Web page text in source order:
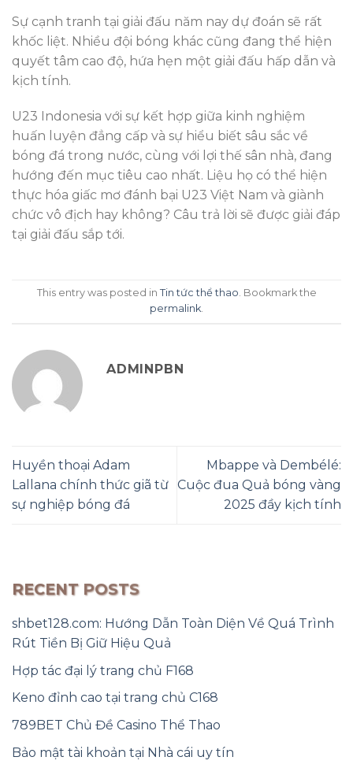
Sự cạnh tranh tại giải đấu năm nay dự đoán sẽ rất
khốc liệt. Nhiều đội bóng khác cũng đang thể hiện
quyết tâm cao độ, hứa hẹn một giải đấu hấp dẫn và
kịch tính.
U23 Indonesia với sự kết hợp giữa kinh nghiệm
huấn luyện đẳng cấp và sự hiểu biết sâu sắc về
bóng đá trong nước, cùng với lợi thế sân nhà, đang
hướng đến mục tiêu cao nhất. Liệu họ có thể hiện
thực hóa giấc mơ đánh bại U23 Việt Nam và giành
chức vô địch hay không? Câu trả lời sẽ được giải đáp
tại giải đấu sắp tới.
This entry was posted in Tin tức thể thao. Bookmark the
permalink.
ADMINPBN
Huyền thoại Adam
Lallana chính thức giã từ
sự nghiệp bóng đá
Mbappe và Dembélé:
Cuộc đua Quả bóng vàng
2025 đầy kịch tính
RECENT POSTS
shbet128.com: Hướng Dẫn Toàn Diện Về Quá Trình
Rút Tiền Bị Giữ Hiệu Quả
Hợp tác đại lý trang chủ F168
Keno đỉnh cao tại trang chủ C168
789BET Chủ Đề Casino Thể Thao
Bảo mật tài khoản tại Nhà cái uy tín